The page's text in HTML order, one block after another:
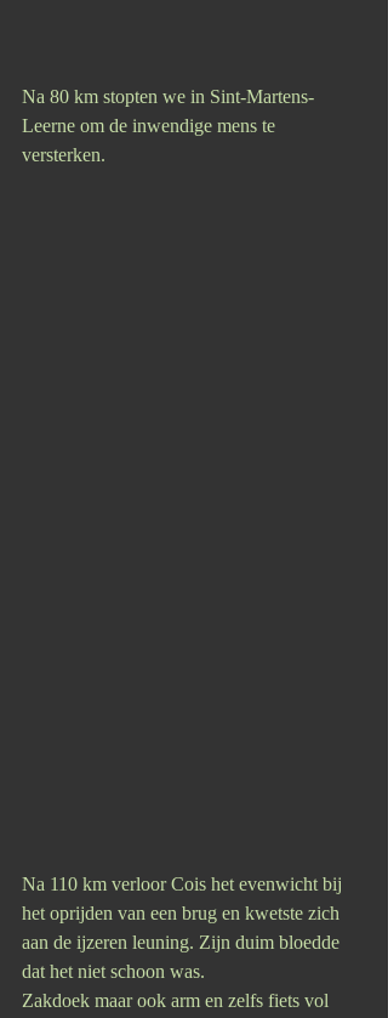
Na 80 km stopten we in Sint-Martens-
Leerne om de inwendige mens te
versterken.
Na 110 km verloor Cois het evenwicht bij
het oprijden van een brug en kwetste zich
aan de ijzeren leuning. Zijn duim bloedde
dat het niet schoon was.
Zakdoek maar ook arm en zelfs fiets vol